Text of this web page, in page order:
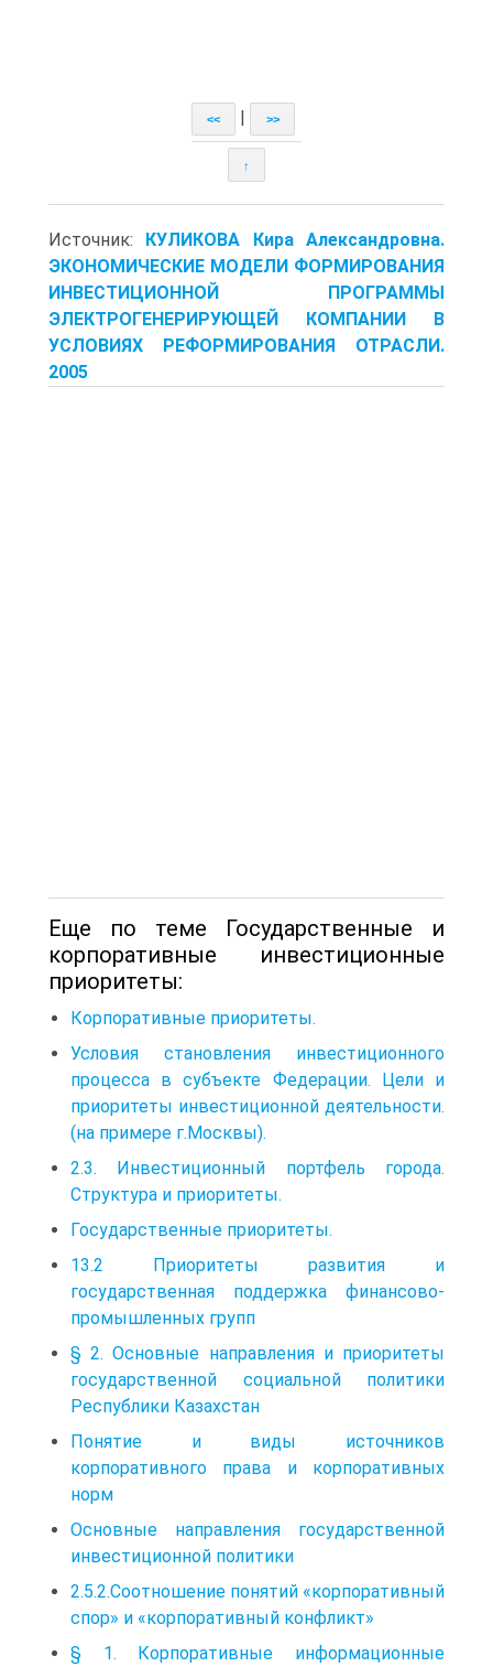
<< >>
↑
Источник: КУЛИКОВА Кира Александровна.
ЭКОНОМИЧЕСКИЕ МОДЕЛИ ФОРМИРОВАНИЯ
ИНВЕСТИЦИОННОЙ ПРОГРАММЫ
ЭЛЕКТРОГЕНЕРИРУЮЩЕЙ КОМПАНИИ В
УСЛОВИЯХ РЕФОРМИРОВАНИЯ ОТРАСЛИ.
2005
Еще по теме Государственные и
корпоративные инвестиционные
приоритеты:
Корпоративные приоритеты.
Условия становления инвестиционного
процесса в субъекте Федерации. Цели и
приоритеты инвестиционной деятельности.
(на примере г.Москвы).
2.3. Инвестиционный портфель города.
Структура и приоритеты.
Государственные приоритеты.
13.2 Приоритеты развития и
государственная поддержка финансово-
промышленных групп
§ 2. Основные направления и приоритеты
государственной социальной политики
Республики Казахстан
Понятие и виды источников
корпоративного права и корпоративных
норм
Основные направления государственной
инвестиционной политики
2.5.2.Соотношение понятий «корпоративный
спор» и «корпоративный конфликт»
§ 1. Корпоративные информационные